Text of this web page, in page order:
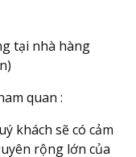
tại nhà hàng
quan :
khách sẽ có cảm
rộng lớn của